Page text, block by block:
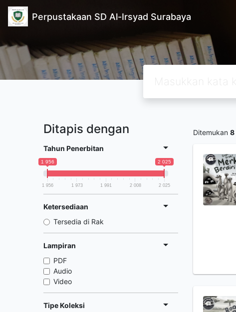
Perpustakaan SD Al-Irsyad Surabaya
Ditapis dengan
Tahun Penerbitan
1 956 2 025
1 956 1 973 1 991 2 008 2 025
Ketersediaan
Tersedia di Rak
Lampiran
PDF
Audio
Video
Tipe Koleksi
Ditemukan 8